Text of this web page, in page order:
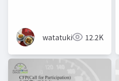
watatuki 12.2K